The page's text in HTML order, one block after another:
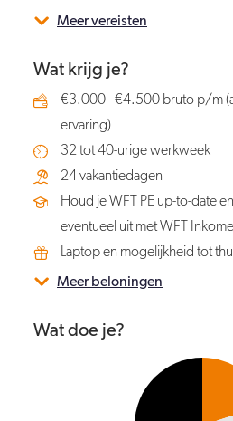
Meer vereisten
Wat krijg je?
€3.000 - €4.500 bruto p/m
ervaring)
32 tot 40-urige werkweek
24 vakantiedagen
Houd je WFT PE up-to-date
eventueel uit met WFT
Laptop en mogelijkheid tot
Meer beloningen
Wat doe je?